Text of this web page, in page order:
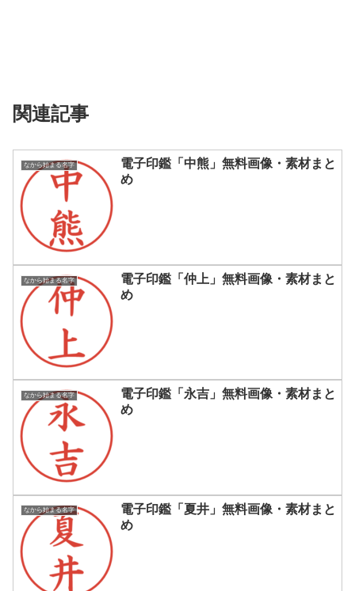
関連記事
なから始まる名字
電子印鑑「中熊」無料画像・素材まと
め
なから始まる名字
電子印鑑「仲上」無料画像・素材まと
め
なから始まる名字
電子印鑑「永吉」無料画像・素材まと
め
なから始まる名字
電子印鑑「夏井」無料画像・素材まと
め